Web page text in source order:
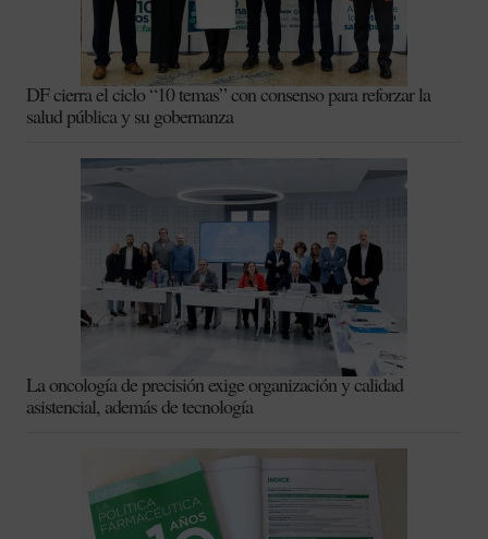
DF cierra el ciclo “10 temas” con consenso para reforzar la
salud pública y su gobernanza
La oncología de precisión exige organización y calidad
asistencial, además de tecnología